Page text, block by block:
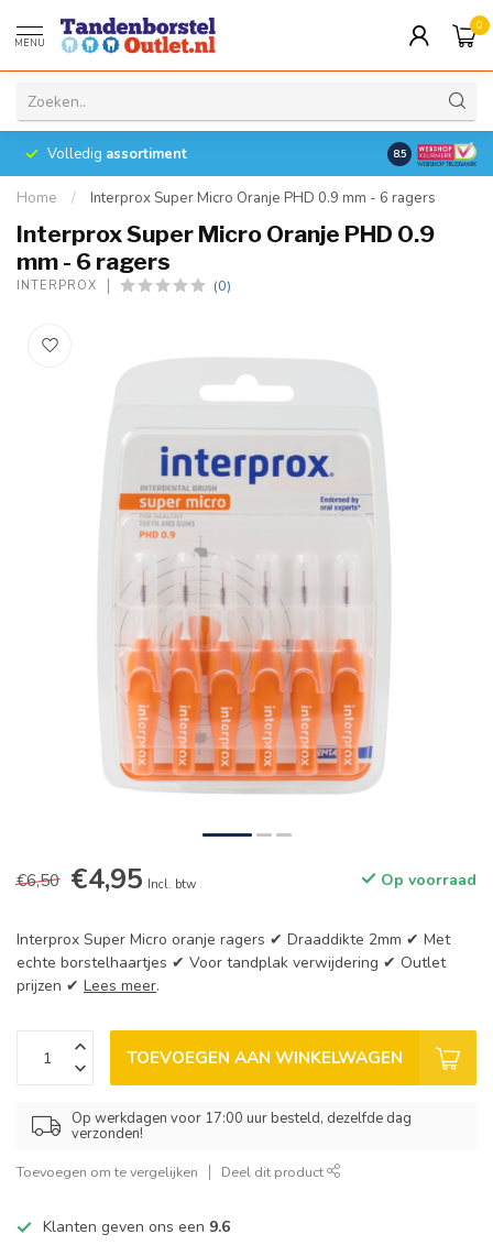
MENU
0
Volledig assortiment 8.5
Home / Interprox Super Micro Oranje PHD 0.9 mm - 6 ragers
Interprox Super Micro Oranje PHD 0.9
mm - 6 ragers
INTERPROX (0)
€6,50 €4,95 Incl. btw Op voorraad
Interprox Super Micro oranje ragers ✔ Draaddikte 2mm ✔ Met
echte borstelhaartjes ✔ Voor tandplak verwijdering ✔ Outlet
prijzen ✔ Lees meer.
TOEVOEGEN AAN WINKELWAGEN
Op werkdagen voor 17:00 uur besteld, dezelfde dag
verzonden!
Toevoegen om te vergelijken Deel dit product
Klanten geven ons een 9.6